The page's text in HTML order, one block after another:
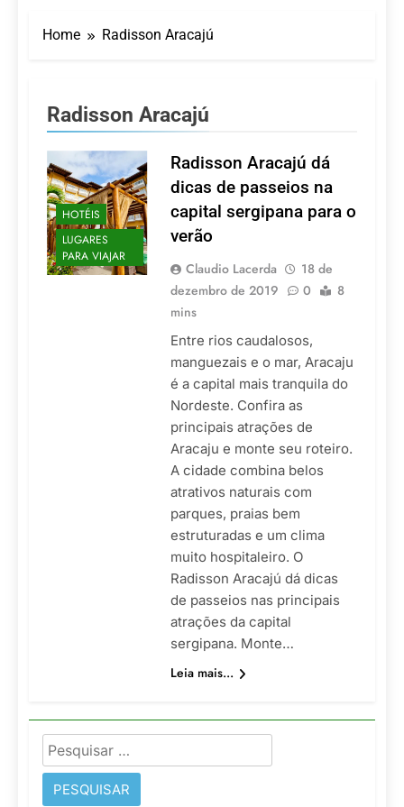
nos aeroportos da
7 De Agosto De 2026
de lazer e corporativo
7 De Agosto De 2026
Executivo com carreira
Balanger assume
comando do Wyndham
São Paulo Ibirapuera
5 De Agosto De 2026
LATAM anuncia 42
rotas na primeira fase
de operação do
Embraer 195-E2
5 De Agosto De 2026
Azul retoma voos
Alegre e Montevidéu
em dezembro
Home Radisson Aracajú
Radisson Aracajú
HOTÉIS
LUGARES
PARA VIAJAR
Radisson Aracajú dá
dicas de passeios na
capital sergipana para o
verão
Claudio Lacerda
18 de
dezembro de 2019
0
8
mins
Entre rios caudalosos,
manguezais e o mar, Aracaju
é a capital mais tranquila do
Nordeste. Confira as
principais atrações de
Aracaju e monte seu roteiro.
A cidade combina belos
atrativos naturais com
parques, praias bem
estruturadas e um clima
muito hospitaleiro. O
Radisson Aracajú dá dicas
de passeios nas principais
atrações da capital
sergipana. Monte…
Leia mais...
Pesquisar
por: